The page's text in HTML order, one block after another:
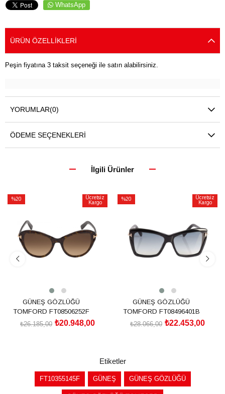
WhatsApp
ÜRÜN ÖZELLIKLERI
Peşin fiyatına 3 taksit seçeneği ile satın alabilirsiniz.
YORUMLAR(0)
ÖDEME SEÇENEKLERI
İlgili Ürünler
%20
Ücretsiz
Kargo
GÜNEŞ GÖZLÜĞÜ
TOMFORD FT08506252F
₺20.948,00
₺26.185,00
%20
Ücretsiz
Kargo
GÜNEŞ GÖZLÜĞÜ
TOMFORD FT08496401B
₺22.453,00
₺28.066,00
Etiketler
FT10355145F GÜNEŞ GÜNEŞ GÖZLÜĞÜ